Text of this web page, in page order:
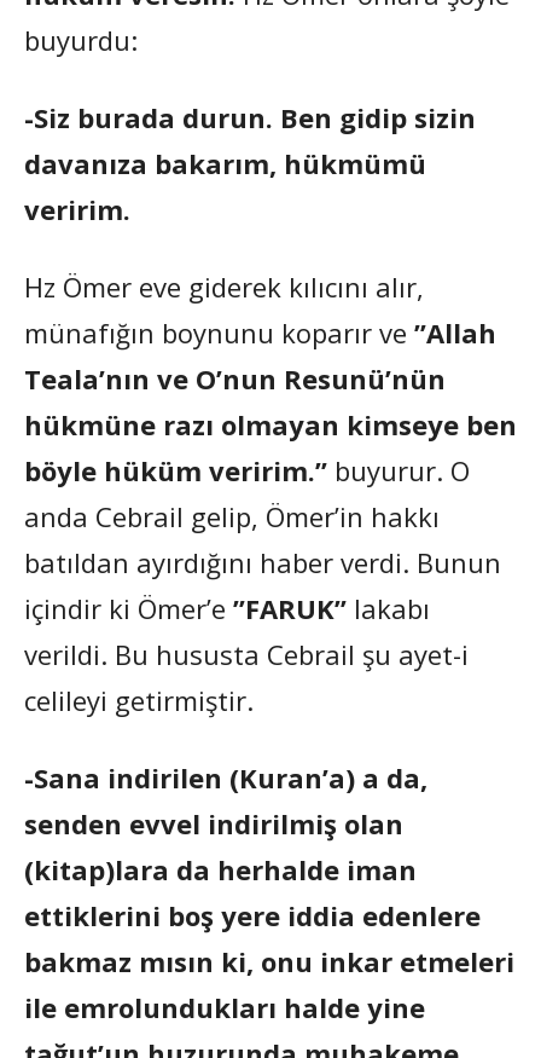
buyurdu:
-Siz burada durun. Ben gidip sizin
davanıza bakarım, hükmümü
veririm.
Hz Ömer eve giderek kılıcını alır,
münafığın boynunu koparır ve ”Allah
Teala’nın ve O’nun Resunü’nün
hükmüne razı olmayan kimseye ben
böyle hüküm veririm.” buyurur. O
anda Cebrail gelip, Ömer’in hakkı
batıldan ayırdığını haber verdi. Bunun
içindir ki Ömer’e ”FARUK” lakabı
verildi. Bu hususta Cebrail şu ayet-i
celileyi getirmiştir.
-Sana indirilen (Kuran’a) a da,
senden evvel indirilmiş olan
(kitap)lara da herhalde iman
ettiklerini boş yere iddia edenlere
bakmaz mısın ki, onu inkar etmeleri
ile emrolundukları halde yine